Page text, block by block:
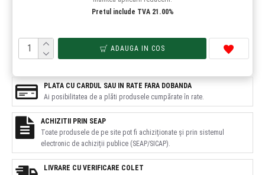
Pretul include TVA 21.00%
ADAUGA IN COS
LIVRARE CU VERIFICARE COLET
PLATA CU CARDUL SAU IN RATE FARA DOBANDA
Ai posibilitatea de a plăti produsele cumpărate în rate.
ACHIZITII PRIN SEAP
Toate produsele de pe site pot fi achiziționate și prin sistemul
electronic de achiziții publice (SEAP/SICAP).